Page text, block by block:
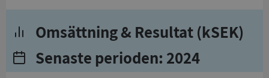
Omsättning & Resultat (kSEK)
Senaste perioden: 2024